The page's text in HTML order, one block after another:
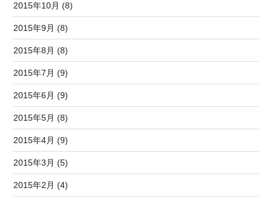
2015年10月 (8)
2015年9月 (8)
2015年8月 (8)
2015年7月 (9)
2015年6月 (9)
2015年5月 (8)
2015年4月 (9)
2015年3月 (5)
2015年2月 (4)